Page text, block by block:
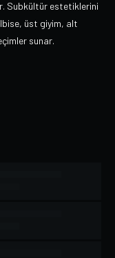
Subkültür estetiklerini
üst giyim, alt
sunar.